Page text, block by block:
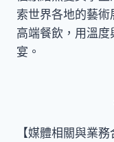
索世界各地的藝
高端餐飲，用溫
宴。
【媒體相關與業